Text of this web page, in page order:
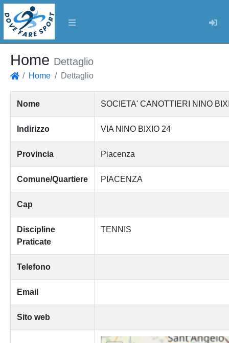
Home Dettaglio
Home Dettaglio
Nome SOCIETA' CANOTTIERI NINO
Indirizzo VIA NINO BIXIO 24
Provincia Piacenza
Comune/Quartiere PIACENZA
Cap
Discipline
Praticate
TENNIS
Telefono
Email
Sito web